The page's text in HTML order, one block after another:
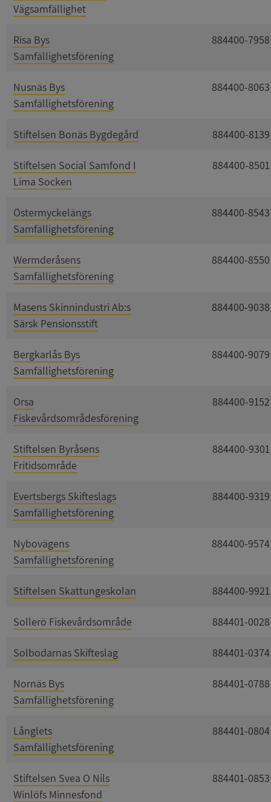
Vägsamfällighet
Risa Bys
Samfällighetsförening
884400-7958
Nusnäs Bys
Samfällighetsförening
884400-8063
Stiftelsen Bonäs Bygdegård 884400-8139
Stiftelsen Social Samfond I
Lima Socken
884400-8501
Östermyckelängs
Samfällighetsförening
884400-8543
Wermderåsens
Samfällighetsförening
884400-8550
Masens Skinnindustri Ab:s
Särsk Pensionsstift
884400-9038
Bergkarlås Bys
Samfällighetsförening
884400-9079
Orsa
Fiskevårdsområdesförening
884400-9152
Stiftelsen Byråsens
Fritidsområde
884400-9301
Evertsbergs Skifteslags
Samfällighetsförening
884400-9319
Nybovägens
Samfällighetsförening
884400-9574
Stiftelsen Skattungeskolan 884400-9921
Sollerö Fiskevårdsområde 884401-0028
Solbodarnas Skifteslag 884401-0374
Nornäs Bys
Samfällighetsförening
884401-0788
Långlets
Samfällighetsförening
884401-0804
Stiftelsen Svea O Nils
Winlöfs Minnesfond
884401-0853